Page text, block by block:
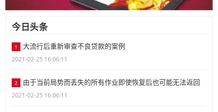
今日头条
1 大流行后重新审查不良贷款的案例
2021-02-25 16:06:11
2 由于当前局势而丢失的所有作业即使恢复后也可能无法返回
2021-02-25 16:06:11